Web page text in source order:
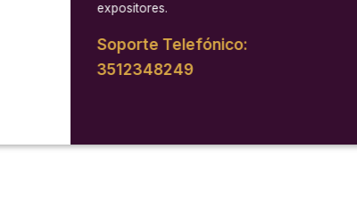
expositores.
Soporte Telefónico:
3512348249